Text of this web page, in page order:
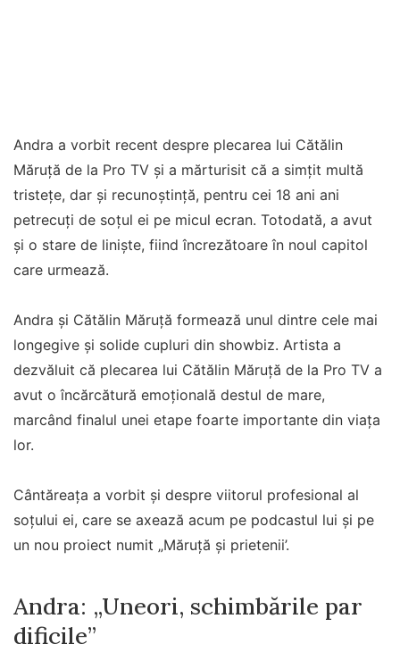
Andra a vorbit recent despre plecarea lui Cătălin
Măruță de la Pro TV și a mărturisit că a simțit multă
tristețe, dar și recunoștință, pentru cei 18 ani ani
petrecuți de soțul ei pe micul ecran. Totodată, a avut
și o stare de liniște, fiind încrezătoare în noul capitol
care urmează.
Andra și Cătălin Măruță formează unul dintre cele mai
longegive și solide cupluri din showbiz. Artista a
dezvăluit că plecarea lui Cătălin Măruță de la Pro TV a
avut o încărcătură emoțională destul de mare,
marcând finalul unei etape foarte importante din viața
lor.
Cântăreața a vorbit și despre viitorul profesional al
soțului ei, care se axează acum pe podcastul lui și pe
un nou proiect numit „Măruță și prietenii’.
Andra: „Uneori, schimbările par
dificile”